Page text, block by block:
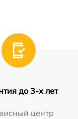
до 3-х лет
центр